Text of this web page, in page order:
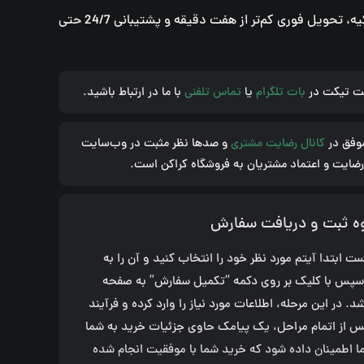
گیفت کارت اپل استور 100 لیر ترکیه، تحویل فوری کم‌تر از هفت دقیقه و پشتیبانی 24/7 حتی
تیکت در بات تلگرام یا تماس تلفنی با ما در ارتباط باشید.
درکانال رضایت مشتریو صدها نظر مثبت در وب‌سایت
و اعتماد مشتریان به فروشگاه کراکن است.
ثبت و دریافت سفارش
ابتدا آیتم مورد نظر خود را انتخاب کنید و آن را به
سپس با کلیک بر روی دکمه “تکمیل سفارش” به صفحه
این مرحله، اطلاعات مورد نیاز را وارد کرده و فرآیند
از اتمام مراحل، یک پیامک حاوی جزئیات خرید به شما
اطمینان داده شود که خرید شما با موفقیت انجام شده